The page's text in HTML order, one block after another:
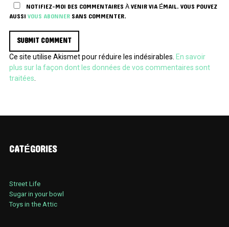
NOTIFIEZ-MOI DES COMMENTAIRES À VENIR VIA ÉMAIL. VOUS POUVEZ
AUSSIVOUS ABONNERSANS COMMENTER.
Ce site utilise Akismet pour réduire les indésirables. En savoir
plus sur la façon dont les données de vos commentaires sont
traitées
CATÉGORIES
Street Life
Sugar in your bowl
Toys in the Attic